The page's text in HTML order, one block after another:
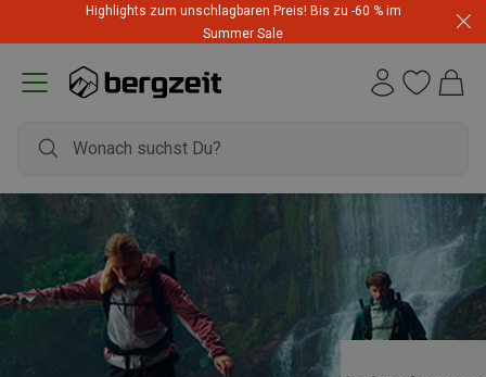
Highlights zum unschlagbaren Preis! Bis zu -60 % im
Summer Sale